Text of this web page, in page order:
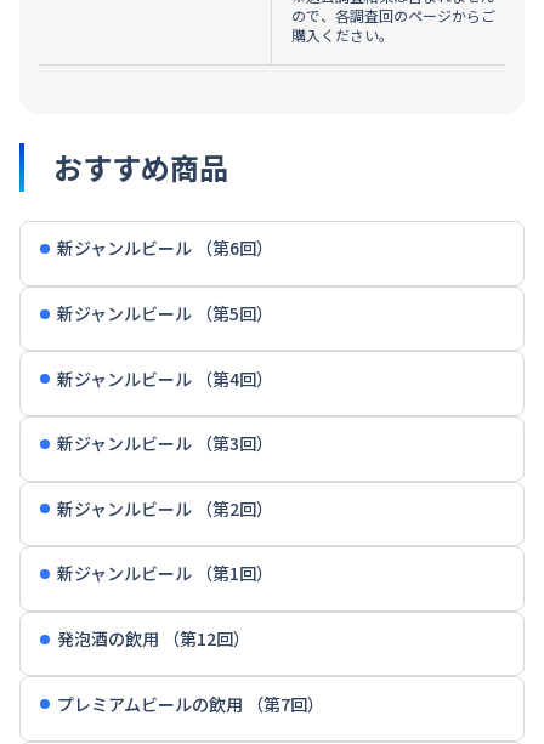
ので、各調査回のページからご
購入ください。
おすすめ商品
新ジャンルビール （第6回）
新ジャンルビール （第5回）
新ジャンルビール （第4回）
新ジャンルビール （第3回）
新ジャンルビール （第2回）
新ジャンルビール （第1回）
発泡酒の飲用 （第12回）
プレミアムビールの飲用 （第7回）